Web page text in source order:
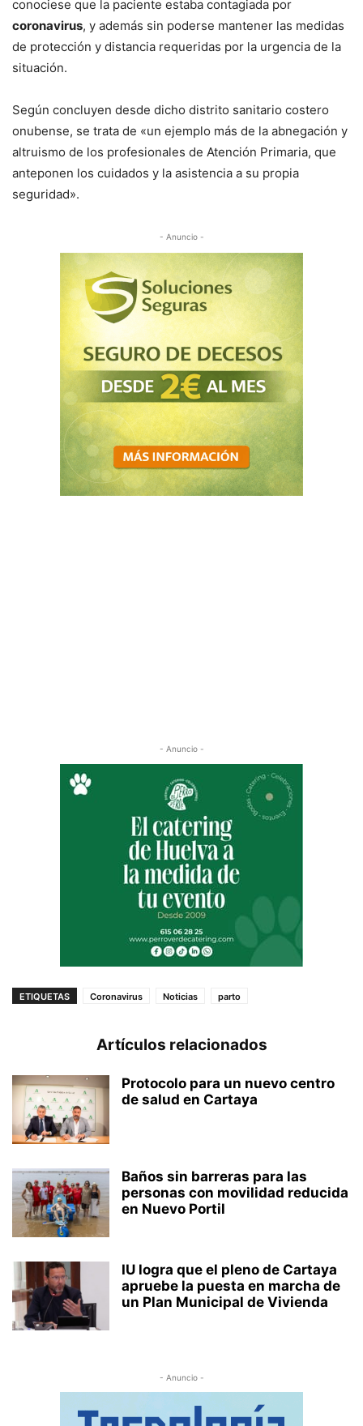
conociese que la paciente estaba contagiada por
coronavirus, y además sin poderse mantener las medidas
de protección y distancia requeridas por la urgencia de la
situación.
Según concluyen desde dicho distrito sanitario costero
onubense, se trata de «un ejemplo más de la abnegación y
altruismo de los profesionales de Atención Primaria, que
anteponen los cuidados y la asistencia a su propia
seguridad».
- Anuncio -
- Anuncio -
ETIQUETAS Coronavirus Noticias parto
Artículos relacionados
Protocolo para un nuevo centro
de salud en Cartaya
Baños sin barreras para las
personas con movilidad reducida
en Nuevo Portil
IU logra que el pleno de Cartaya
apruebe la puesta en marcha de
un Plan Municipal de Vivienda
- Anuncio -